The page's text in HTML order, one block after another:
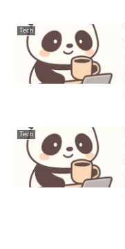
Tech
Tech